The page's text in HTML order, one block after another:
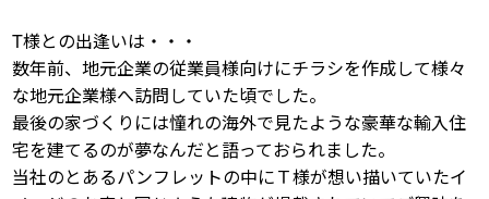
T様との出逢いは・・・
数年前、地元企業の従業員様向けにチラシを作成して様々
な地元企業様へ訪問していた頃でした。
最後の家づくりには憧れの海外で見たような豪華な輸入住
宅を建てるのが夢なんだと語っておられました。
当社のとあるパンフレットの中にＴ様が想い描いていたイ